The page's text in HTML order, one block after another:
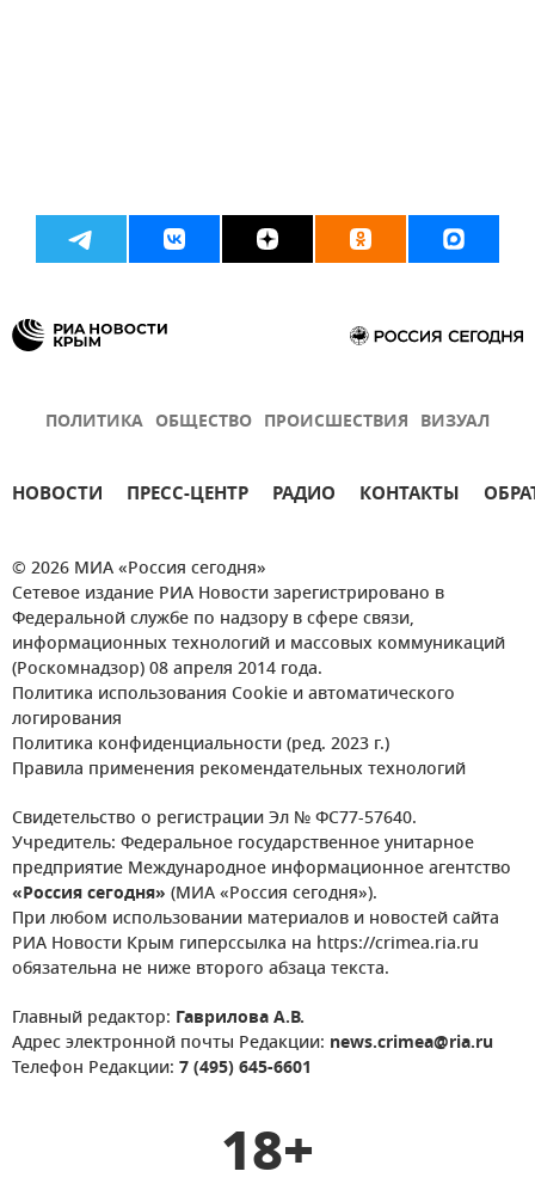
ПОЛИТИКА ОБЩЕСТВО ПРОИСШЕСТВИЯ ВИЗУАЛ
НОВОСТИ ПРЕСС-ЦЕНТР РАДИО КОНТАКТЫ
© 2026 МИА «Россия сегодня»
Сетевое издание РИА Новости зарегистрировано в
Федеральной службе по надзору в сфере связи,
информационных технологий и массовых коммуникаций
(Роскомнадзор) 08 апреля 2014 года.
Политика использования Cookie и автоматического
логирования
Политика конфиденциальности (ред. 2023 г.)
Правила применения рекомендательных технологий
Свидетельство о регистрации Эл № ФС77-57640.
Учредитель: Федеральное государственное унитарное
предприятие Международное информационное агентство
«Россия сегодня» (МИА «Россия сегодня»).
При любом использовании материалов и новостей сайта
РИА Новости Крым гиперссылка на https://crimea.ria.ru
обязательна не ниже второго абзаца текста.
Главный редактор: Гаврилова А.В.
Адрес электронной почты Редакции: news.crimea@ria.ru
Телефон Редакции: 7 (495) 645-6601
18+